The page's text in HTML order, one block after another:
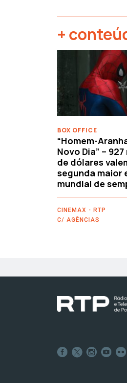
+
BOX OFFICE
“Homem-
Novo Dia” –
de dólares
segunda maior
mundial de
CINEMAX - RTP
C/ AGÊNCIAS